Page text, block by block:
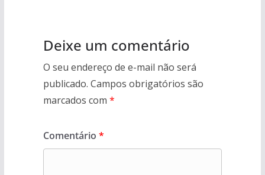
Deixe um comentário
O seu endereço de e-mail não será
publicado. Campos obrigatórios são
marcados com *
Comentário *